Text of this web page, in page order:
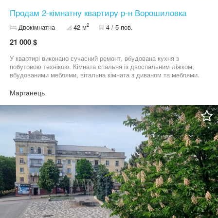
Продам 2-кімнатну квартиру р-н Ворошиловка
Двокімнатна 42 м2 4 / 5 пов.
21 000 $
У квартирі виконано сучасний ремонт, вбудована кухня з
побутовою технікою. Кімната спальня із двоспальним ліжком,
вбудованими меблями, вітальна кімната з диваном та меблями.
повністю електрика та сантехніка. Санвузол поєднаний,
обладнаний усім необхідним. Встановлено газове опалення.
Встановлено кондиціонер. Балкон засклений. Квартира від
ВЛАСНИКА!
Марганець